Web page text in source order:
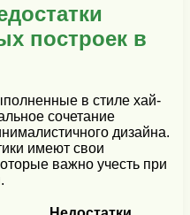
построек в
в стиле хай-
сочетание
дизайна.
имеют свои
важно учесть при